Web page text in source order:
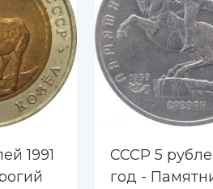
1991
СССР 5
год -